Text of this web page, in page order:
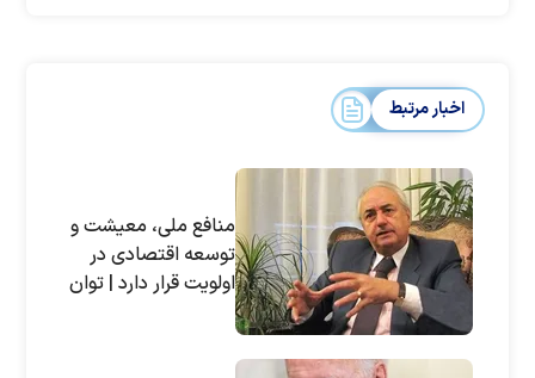
اخبار مرتبط
منافع ملی، معیشت و
توسعه اقتصادی در
اولویت قرار دارد | توان